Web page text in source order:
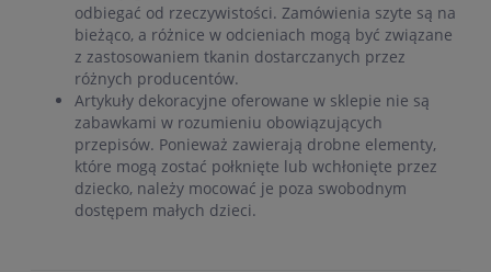
odbiegać od rzeczywistości. Zamówienia szyte są na
bieżąco, a różnice w odcieniach mogą być związane
z zastosowaniem tkanin dostarczanych przez
różnych producentów.
Artykuły dekoracyjne oferowane w sklepie nie są
zabawkami w rozumieniu obowiązujących
przepisów. Ponieważ zawierają drobne elementy,
które mogą zostać połknięte lub wchłonięte przez
dziecko, należy mocować je poza swobodnym
dostępem małych dzieci.